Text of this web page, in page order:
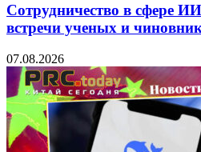
Сотрудничество в сфере
встречи ученых и
07.08.2026